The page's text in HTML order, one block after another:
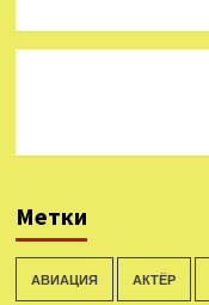
Метки
АВИАЦИЯ АКТЁР